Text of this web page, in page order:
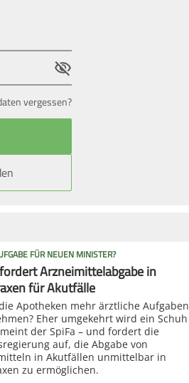
vergessen?
FÜR NEUEN MINISTER?
Arzneimittelabgabe in
für Akutfälle
Apotheken mehr ärztliche Aufgaben
Eher umgekehrt wird ein Schuh
der SpiFa – und fordert die
auf, die Abgabe von
in Akutfällen unmittelbar in
zu ermöglichen.